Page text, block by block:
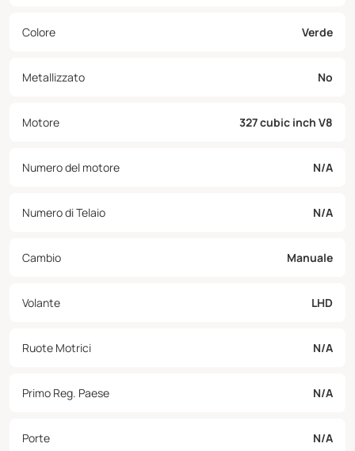
Colore Verde
Metallizzato No
Motore 327 cubic inch V8
Numero del motore N/A
Numero di Telaio N/A
Cambio Manuale
Volante LHD
Ruote Motrici N/A
Primo Reg. Paese N/A
Porte N/A